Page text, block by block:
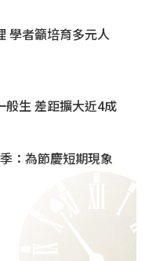
學者籲培育多元人
般生 差距擴大近4成
：為節慶短期現象